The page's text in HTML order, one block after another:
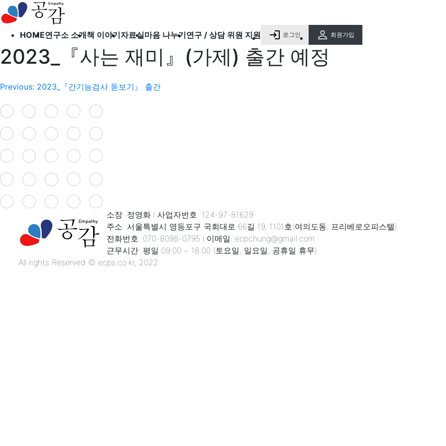
HOME연구소 소개책 이야기자료실마음 나누기연구 / 상담 위원 지원 로그인 회원가입
오시는 길
출간도서
북 클럽
소개하고 싶은 책
의학 정보
자유 게시판
연구 게시판
후원 게시판
2023_『사는 재미』(가제) 출간 예정
글
내
비
게
이
션
Previous: 2023_『간기능검사 돋보기』 출간
소장: 정영화 l 사업자번호: 124-97-81629
주소: 서울특별시 영등포구 국회대로 66길 19, 1101호(여의도동, 프리베로오피스텔)
전화번호: 070-8098-0795 l 이메일: ecpchung@gmail.com
근무시간: 평일 09:00 ~ 18:00 (토요일, 일요일, 공휴일 휴무)
All rights Reserved © ecps.co.kr, 2022